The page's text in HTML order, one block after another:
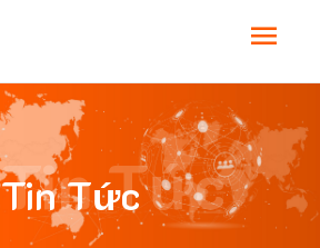
M
a
i
n
Tin Tức
Tin Tức